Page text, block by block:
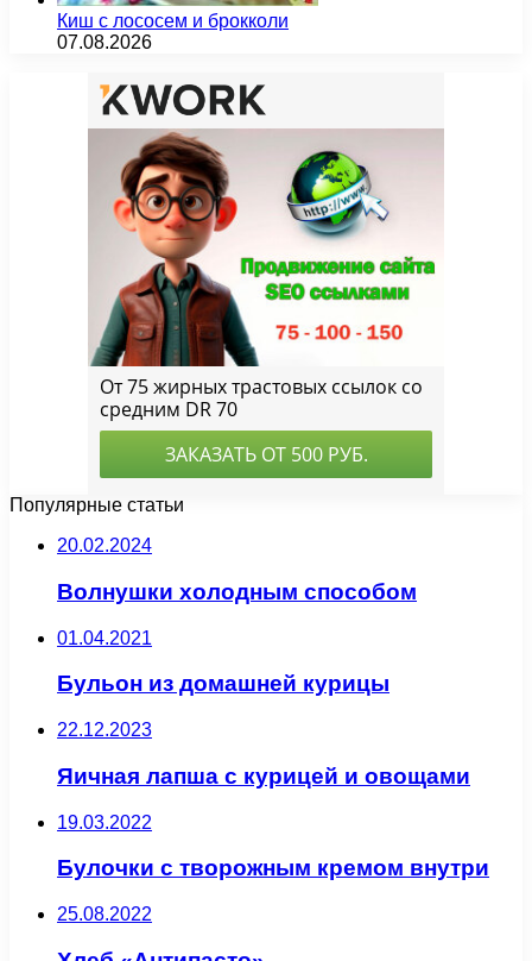
Киш с лососем и брокколи
07.08.2026
Популярные статьи
20.02.2024
Волнушки холодным способом
01.04.2021
Бульон из домашней курицы
22.12.2023
Яичная лапша с курицей и овощами
19.03.2022
Булочки с творожным кремом внутри
25.08.2022